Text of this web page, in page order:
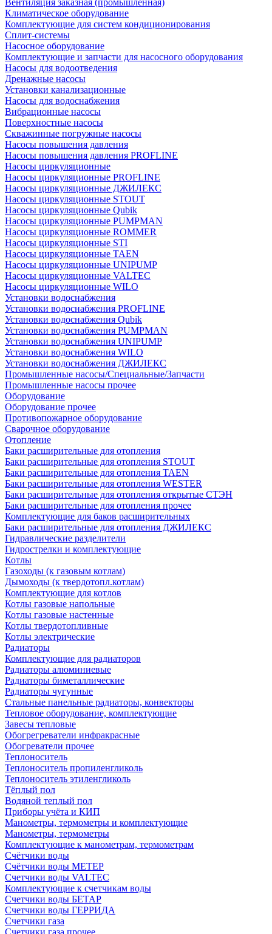
Вентиляция заказная (промышленная)
Климатическое оборудование
Комплектующие для систем кондиционирования
Сплит-системы
Насосное оборудование
Комплектующие и запчасти для насосного оборудования
Насосы для водоотведения
Дренажные насосы
Установки канализационные
Насосы для водоснабжения
Вибрационные насосы
Поверхностные насосы
Скважинные погружные насосы
Насосы повышения давления
Насосы повышения давления PROFLINE
Насосы циркуляционные
Насосы циркуляционные PROFLINE
Насосы циркуляционные ДЖИЛЕКС
Насосы циркуляционные STOUT
Насосы циркуляционные Qubik
Насосы циркуляционные PUMPMAN
Насосы циркуляционные ROMMER
Насосы циркуляционные STI
Насосы циркуляционные TAEN
Насосы циркуляционные UNIPUMP
Насосы циркуляционные VALTEC
Насосы циркуляционные WILO
Установки водоснабжения
Установки водоснабжения PROFLINE
Установки водоснабжения Qubik
Установки водоснабжения PUMPMAN
Установки водоснабжения UNIPUMP
Установки водоснабжения WILO
Установки водоснабжения ДЖИЛЕКС
Промышленные насосы/Специальные/Запчасти
Промышленные насосы прочее
Оборудование
Оборудование прочее
Противопожарное оборудование
Сварочное оборудование
Отопление
Баки расширительные для отопления
Баки расширительные для отопления STOUT
Баки расширительные для отопления TAEN
Баки расширительные для отопления WESTER
Баки расширительные для отопления открытые СТЭН
Баки расширительные для отопления прочее
Комплектующие для баков расширительных
Баки расширительные для отопления ДЖИЛЕКС
Гидравлические разделители
Гидрострелки и комплектующие
Котлы
Газоходы (к газовым котлам)
Дымоходы (к твердотопл.котлам)
Комплектующие для котлов
Котлы газовые напольные
Котлы газовые настенные
Котлы твердотопливные
Котлы электрические
Радиаторы
Комплектующие для радиаторов
Радиаторы алюминиевые
Радиаторы биметаллические
Радиаторы чугунные
Стальные панельные радиаторы, конвекторы
Тепловое оборудование, комплектующие
Завесы тепловые
Обогрегреватели инфракрасные
Обогреватели прочее
Теплоноситель
Теплоноситель пропиленгликоль
Теплоноситель этиленгликоль
Тёплый пол
Водяной теплый пол
Приборы учёта и КИП
Манометры, термометры и комплектующие
Манометры, термометры
Комплектующие к манометрам, термометрам
Счётчики воды
Счётчики воды МЕТЕР
Счетчики воды VALTEC
Комплектующие к счетчикам воды
Счетчики воды БЕТАР
Счетчики воды ГЕРРИДА
Счетчики газа
Счетчики газа прочее